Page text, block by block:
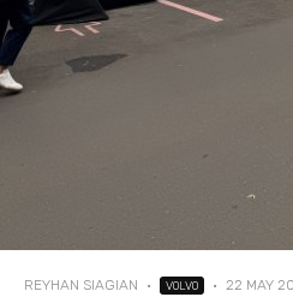
REYHAN SIAGIAN · VOLVO · 22 MAY